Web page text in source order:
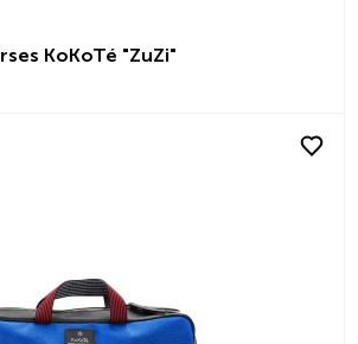
KoKoTé "ZuZi"